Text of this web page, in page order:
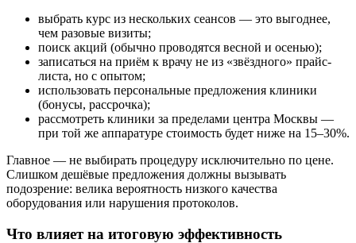
выбрать курс из нескольких сеансов — это выгоднее,
чем разовые визиты;
поиск акций (обычно проводятся весной и осенью);
записаться на приём к врачу не из «звёздного» прайс-
листа, но с опытом;
использовать персональные предложения клиники
(бонусы, рассрочка);
рассмотреть клиники за пределами центра Москвы —
при той же аппаратуре стоимость будет ниже на 15–30%.
Главное — не выбирать процедуру исключительно по цене.
Слишком дешёвые предложения должны вызывать
подозрение: велика вероятность низкого качества
оборудования или нарушения протоколов.
Что влияет на итоговую эффективность